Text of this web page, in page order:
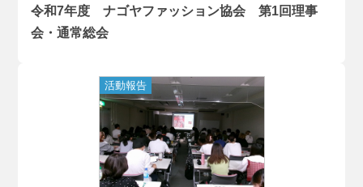
令和7年度 ナゴヤファッション協会 第1回理事
会・通常総会